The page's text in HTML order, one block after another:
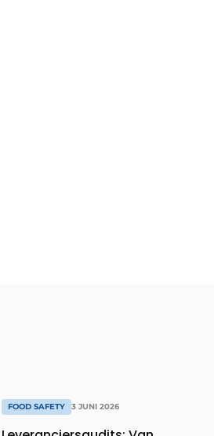
FOOD SAFETY 3 JUNI 2026